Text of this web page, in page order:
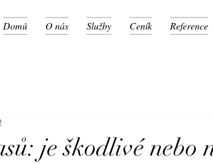
Domů O nás Služby Ceník Reference
je škodlivé nebo